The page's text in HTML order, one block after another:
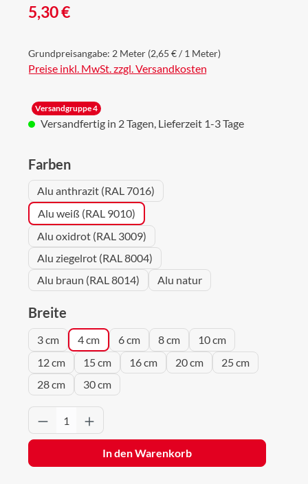
Regulärer Preis:
5,30 €
Grundpreisangabe: 2 Meter (2,65 € / 1 Meter)
Preise inkl. MwSt. zzgl. Versandkosten
Versandgruppe 4
Versandfertig in 2 Tagen, Lieferzeit 1-3 Tage
Farbenauswählen
Alu anthrazit (RAL 7016)
Alu weiß (RAL 9010)
Alu oxidrot (RAL 3009)
Alu ziegelrot (RAL 8004)
Alu braun (RAL 8014)
Alu natur
Breite
3 cm 4 cm 6 cm 8 cm
10 cm
12 cm
15 cm 16 cm 20 cm
25 cm
28 cm
30 cm
Produkt Anzahl: Gib den gewünschten
In den Warenkorb